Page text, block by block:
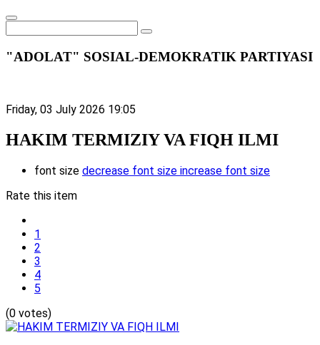
"ADOLAT" SOSIAL-DEMOKRATIK PARTIYASI
Friday, 03 July 2026 19:05
HAKIM TERMIZIY VA FIQH ILMI
font size decrease font size increase font size
Rate this item
1
2
3
4
5
(0 votes)